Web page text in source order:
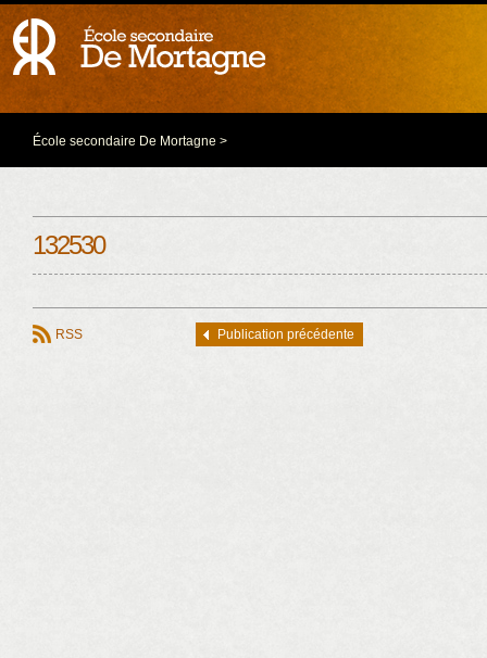
École secondaire De Mortagne >
132530
RSS Publication précédente